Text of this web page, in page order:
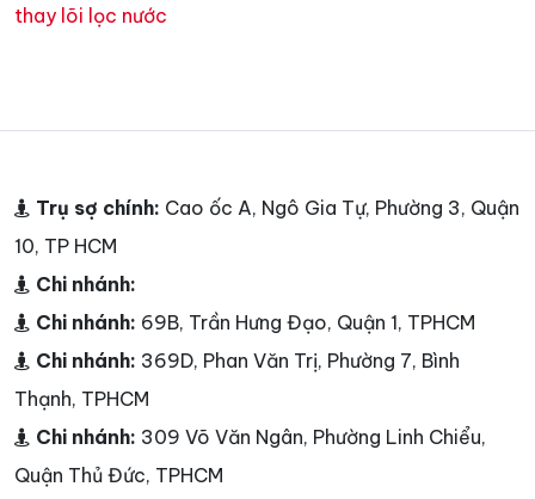
thay lõi lọc nước
Trụ sợ chính: Cao ốc A, Ngô Gia Tự, Phường 3, Quận
10, TP HCM
Chi nhánh:
Chi nhánh: 69B, Trần Hưng Đạo, Quận 1, TPHCM
Chi nhánh: 369D, Phan Văn Trị, Phường 7, Bình
Thạnh, TPHCM
Chi nhánh: 309 Võ Văn Ngân, Phường Linh Chiểu,
Quận Thủ Đức, TPHCM